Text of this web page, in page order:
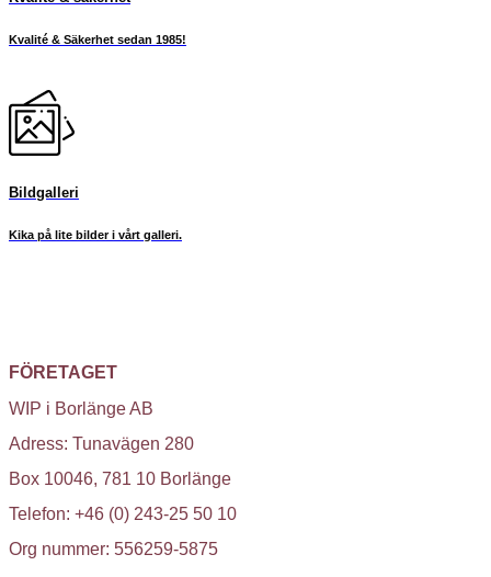
Kvalité & Säkerhet sedan 1985!
Bildgalleri
Kika på lite bilder i vårt galleri.
FÖRETAGET
WIP i Borlänge AB
Adress: Tunavägen 280
Box 10046, 781 10 Borlänge
Telefon: +46 (0) 243-25 50 10
Org nummer: 556259-5875